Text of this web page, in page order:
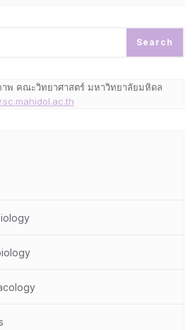
พ คณะวิทยาศาสตร์ มหาวิทยาลัยมหิดล